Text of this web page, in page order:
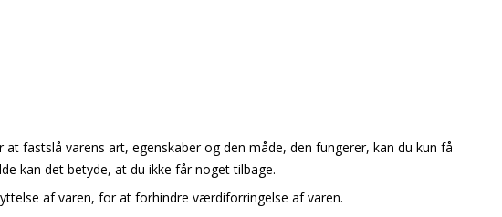
fastslå varens art, egenskaber og den måde, den fungerer, kan du kun få
kan det betyde, at du ikke får noget tilbage.
af varen, for at forhindre værdiforringelse af varen.